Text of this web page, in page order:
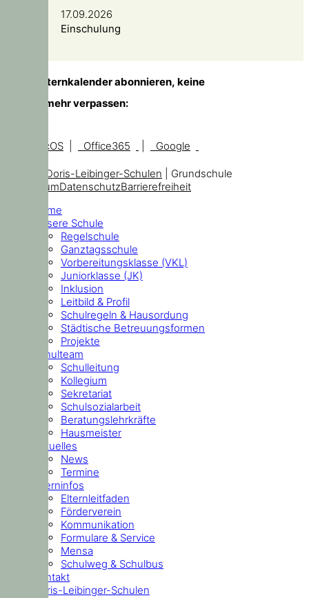
17.09.2026
Einschulung
Elternkalender abonnieren, keine
Temine mehr verpassen:
iOS, macOS Office365 Google
Doris-Leibinger-Schulen | Grundschule
ImpressumDatenschutzBarrierefreiheit
Home
Unsere Schule
Regelschule
Ganztagsschule
Vorbereitungsklasse (VKL)
Juniorklasse (JK)
Inklusion
Leitbild & Profil
Schulregeln & Hausordung
Städtische Betreuungsformen
Projekte
Schulteam
Schulleitung
Kollegium
Sekretariat
Schulsozialarbeit
Beratungslehrkräfte
Hausmeister
Aktuelles
News
Termine
Elterninfos
Elternleitfaden
Förderverein
Kommunikation
Formulare & Service
Mensa
Schulweg & Schulbus
Kontakt
Doris-Leibinger-Schulen